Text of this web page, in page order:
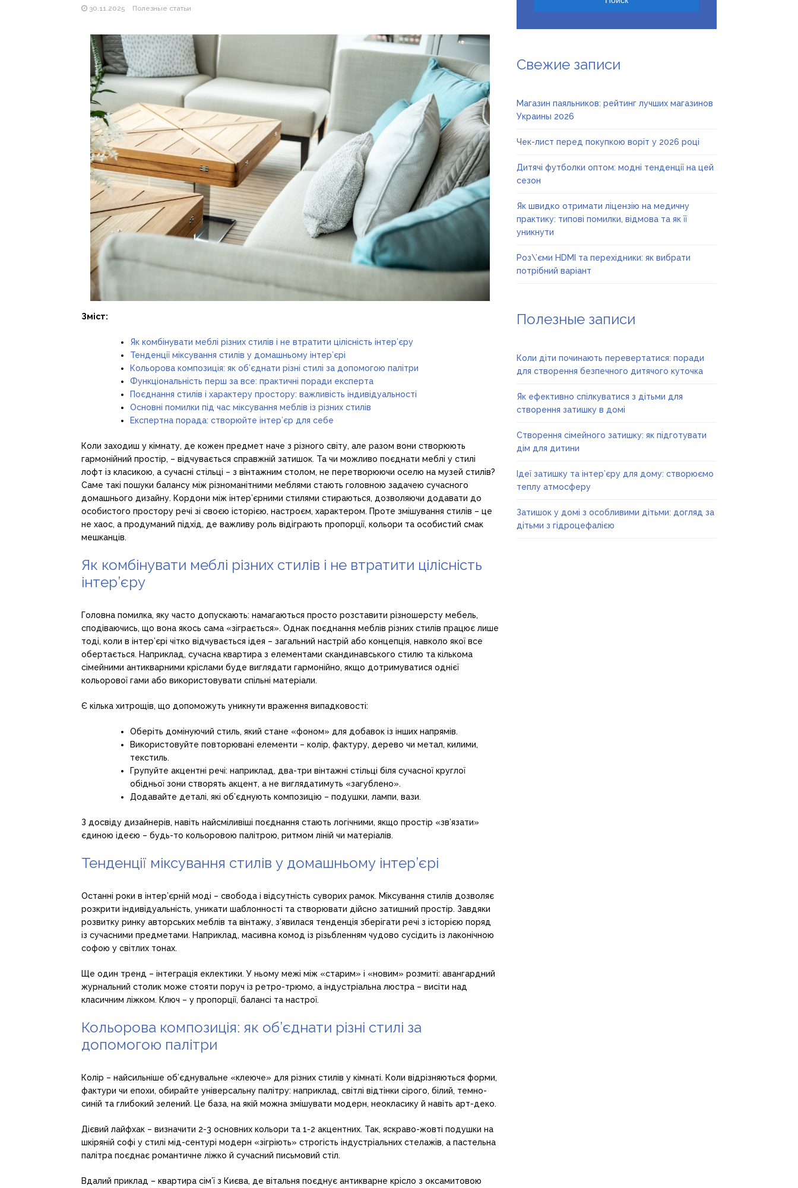
30.11.2025 Полезные статьи
Зміст:
Як комбінувати меблі різних стилів і не втратити цілісність інтер’єру
Тенденції міксування стилів у домашньому інтер’єрі
Кольорова композиція: як об’єднати різні стилі за допомогою палітри
Функціональність перш за все: практичні поради експерта
Поєднання стилів і характеру простору: важливість індивідуальності
Основні помилки під час міксування меблів із різних стилів
Експертна порада: створюйте інтер’єр для себе
Коли заходиш у кімнату, де кожен предмет наче з різного світу, але разом вони створюють
гармонійний простір, – відчувається справжній затишок. Та чи можливо поєднати меблі у стилі
лофт із класикою, а сучасні стільці – з вінтажним столом, не перетворюючи оселю на музей стилів?
Саме такі пошуки балансу між різноманітними меблями стають головною задачею сучасного
домашнього дизайну. Кордони між інтер’єрними стилями стираються, дозволяючи додавати до
особистого простору речі зі своєю історією, настроєм, характером. Проте змішування стилів – це
не хаос, а продуманий підхід, де важливу роль відіграють пропорції, кольори та особистий смак
мешканців.
Як комбінувати меблі різних стилів і не втратити цілісність
інтер’єру
Головна помилка, яку часто допускають: намагаються просто розставити різношерсту мебель,
сподіваючись, що вона якось сама «зіграється». Однак поєднання меблів різних стилів працює лише
тоді, коли в інтер’єрі чітко відчувається ідея – загальний настрій або концепція, навколо якої все
обертається. Наприклад, сучасна квартира з елементами скандинавського стилю та кількома
сімейними антикварними кріслами буде виглядати гармонійно, якщо дотримуватися однієї
кольорової гами або використовувати спільні матеріали.
Є кілька хитрощів, що допоможуть уникнути враження випадковості:
Оберіть домінуючий стиль, який стане «фоном» для добавок із інших напрямів.
Використовуйте повторювані елементи – колір, фактуру, дерево чи метал, килими,
текстиль.
Групуйте акцентні речі: наприклад, два-три вінтажні стільці біля сучасної круглої
обідньої зони створять акцент, а не виглядатимуть «загублено».
Додавайте деталі, які об’єднують композицію – подушки, лампи, вази.
З досвіду дизайнерів, навіть найсміливіші поєднання стають логічними, якщо простір «зв’язати»
єдиною ідеєю – будь-то кольоровою палітрою, ритмом ліній чи матеріалів.
Тенденції міксування стилів у домашньому інтер’єрі
Останні роки в інтер’єрній моді – свобода і відсутність суворих рамок. Міксування стилів дозволяє
розкрити індивідуальність, уникати шаблонності та створювати дійсно затишний простір. Завдяки
розвитку ринку авторських меблів та вінтажу, з’явилася тенденція зберігати речі з історією поряд
із сучасними предметами. Наприклад, масивна комод із різьбленням чудово сусідить із лаконічною
софою у світлих тонах.
Ще один тренд – інтеграція еклектики. У ньому межі між «старим» і «новим» розмиті: авангардний
журнальний столик може стояти поруч із ретро-трюмо, а індустріальна люстра – висіти над
класичним ліжком. Ключ – у пропорції, балансі та настрої.
Кольорова композиція: як об’єднати різні стилі за
допомогою палітри
Колір – найсильніше об’єднувальне «клеюче» для різних стилів у кімнаті. Коли відрізняються форми,
фактури чи епохи, обирайте універсальну палітру: наприклад, світлі відтінки сірого, білий, темно-
синій та глибокий зелений. Це база, на якій можна змішувати модерн, неокласику й навіть арт-деко.
Дієвий лайфхак – визначити 2-3 основних кольори та 1-2 акцентних. Так, яскраво-жовті подушки на
шкіряній софі у стилі мід-сентурі модерн «зігріють» строгість індустріальних стелажів, а пастельна
палітра поєднає романтичне ліжко й сучасний письмовий стіл.
Вдалий приклад – квартира сім’ї з Києва, де вітальня поєднує антикварне крісло з оксамитовою
Свежие записи
Магазин паяльников: рейтинг лучших магазинов
Украины 2026
Чек-лист перед покупкою воріт у 2026 році
Дитячі футболки оптом: модні тенденції на цей
сезон
Як швидко отримати ліцензію на медичну
практику: типові помилки, відмова та як її
уникнути
Роз\’єми HDMI та перехідники: як вибрати
потрібний варіант
Полезные записи
Коли діти починають перевертатися: поради
для створення безпечного дитячого куточка
Як ефективно спілкуватися з дітьми для
створення затишку в домі
Створення сімейного затишку: як підготувати
дім для дитини
Ідеї затишку та інтер’єру для дому: створюємо
теплу атмосферу
Затишок у домі з особливими дітьми: догляд за
дітьми з гідроцефалією